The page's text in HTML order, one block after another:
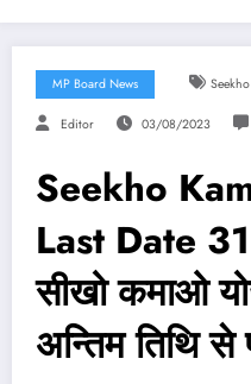
MP Board News
Editor 03/08/2023
Seekho
Last Date
सीखो कमाओ
अन्तिम तिथि